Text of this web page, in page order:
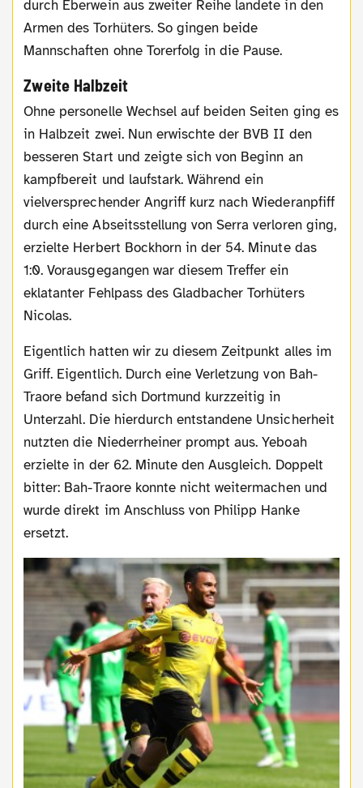
durch Eberwein aus zweiter Reihe landete in den
Armen des Torhüters. So gingen beide
Mannschaften ohne Torerfolg in die Pause.
Zweite Halbzeit
Ohne personelle Wechsel auf beiden Seiten ging es
in Halbzeit zwei. Nun erwischte der BVB II den
besseren Start und zeigte sich von Beginn an
kampfbereit und laufstark. Während ein
vielversprechender Angriff kurz nach Wiederanpfiff
durch eine Abseitsstellung von Serra verloren ging,
erzielte Herbert Bockhorn in der 54. Minute das
1:0. Vorausgegangen war diesem Treffer ein
eklatanter Fehlpass des Gladbacher Torhüters
Nicolas.
Eigentlich hatten wir zu diesem Zeitpunkt alles im
Griff. Eigentlich. Durch eine Verletzung von Bah-
Traore befand sich Dortmund kurzzeitig in
Unterzahl. Die hierdurch entstandene Unsicherheit
nutzten die Niederrheiner prompt aus. Yeboah
erzielte in der 62. Minute den Ausgleich. Doppelt
bitter: Bah-Traore konnte nicht weitermachen und
wurde direkt im Anschluss von Philipp Hanke
ersetzt.